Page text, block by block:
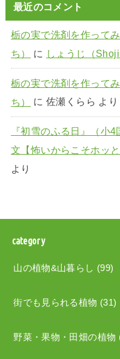
最近のコメント
栃の実で洗剤を作って
ち）
に しょうじ（Shoji
栃の実で洗剤を作って
ち）
に 佐瀬くらら より
『初雪のふる日』（小
文【怖いからこそホッと
より
category
山の植物&山暮らし (99)
街でも見られる植物 (31)
野菜・果物・田畑の植物